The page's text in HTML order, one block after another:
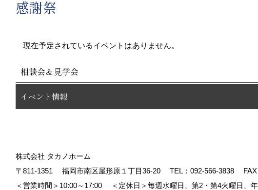
感謝祭
現在予定されているイベントはありません。
相談会＆見学会
イベント情報
株式会社 タカノホーム
〒811-1351
福岡市南区屋形原１丁目36-20 TEL： 092-566-3838
＜営業時間＞10:00～17:00
＜定休日＞毎週水曜日、第2・第4火曜日、